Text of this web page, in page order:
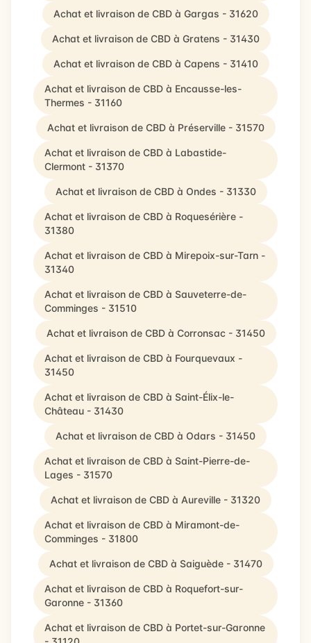
Achat et livraison de CBD à Gargas - 31620
Achat et livraison de CBD à Gratens - 31430
Achat et livraison de CBD à Capens - 31410
Achat et livraison de CBD à Encausse-les-
Thermes - 31160
Achat et livraison de CBD à Préserville - 31570
Achat et livraison de CBD à Labastide-
Clermont - 31370
Achat et livraison de CBD à Ondes - 31330
Achat et livraison de CBD à Roquesérière -
31380
Achat et livraison de CBD à Mirepoix-sur-Tarn -
31340
Achat et livraison de CBD à Sauveterre-de-
Comminges - 31510
Achat et livraison de CBD à Corronsac - 31450
Achat et livraison de CBD à Fourquevaux -
31450
Achat et livraison de CBD à Saint-Élix-le-
Château - 31430
Achat et livraison de CBD à Odars - 31450
Achat et livraison de CBD à Saint-Pierre-de-
Lages - 31570
Achat et livraison de CBD à Aureville - 31320
Achat et livraison de CBD à Miramont-de-
Comminges - 31800
Achat et livraison de CBD à Saiguède - 31470
Achat et livraison de CBD à Roquefort-sur-
Garonne - 31360
Achat et livraison de CBD à Portet-sur-Garonne